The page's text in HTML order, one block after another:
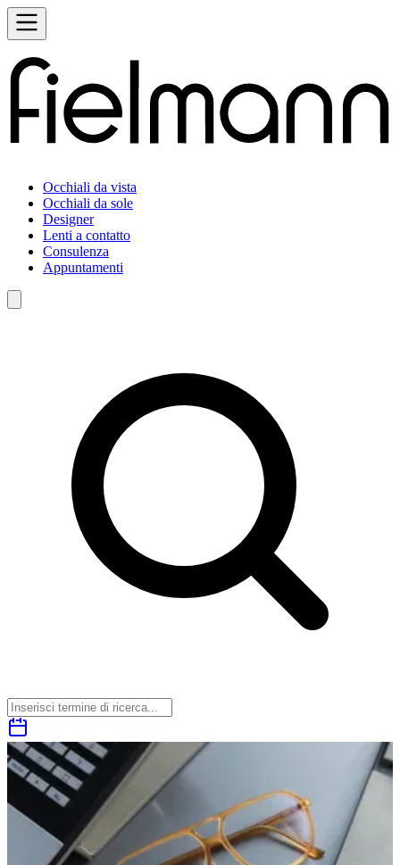
Occhiali da vista
Occhiali da sole
Designer
Lenti a contatto
Consulenza
Appuntamenti